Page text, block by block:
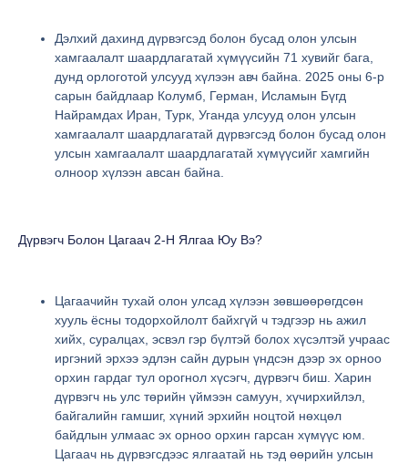
Дэлхий дахинд дүрвэгсэд болон бусад олон улсын
хамгаалалт шаардлагатай хүмүүсийн 71 хувийг бага,
дунд орлоготой улсууд хүлээн авч байна. 2025 оны 6-р
сарын байдлаар Колумб, Герман, Исламын Бүгд
Найрамдах Иран, Турк, Уганда улсууд олон улсын
хамгаалалт шаардлагатай дүрвэгсэд болон бусад олон
улсын хамгаалалт шаардлагатай хүмүүсийг хамгийн
олноор хүлээн авсан байна.
Дүрвэгч Болон Цагаач 2-Н Ялгаа Юу Вэ?
Цагаачийн тухай олон улсад хүлээн зөвшөөрөгдсөн
хууль ёсны тодорхойлолт байхгүй ч тэдгээр нь ажил
хийх, суралцах, эсвэл гэр бүлтэй болох хүсэлтэй учраас
иргэний эрхээ эдлэн сайн дурын үндсэн дээр эх орноо
орхин гардаг тул орогнол хүсэгч, дүрвэгч биш. Харин
дүрвэгч нь улс төрийн үймээн самуун, хүчирхийлэл,
байгалийн гамшиг, хүний эрхийн ноцтой нөхцөл
байдлын улмаас эх орноо орхин гарсан хүмүүс юм.
Цагаач нь дүрвэгсдээс ялгаатай нь тэд өөрийн улсын